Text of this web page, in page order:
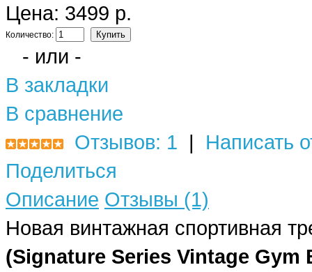
Цена: 3499 р.
Количество:
- или -
В закладки
В сравнение
Отзывов: 1 | Написать
Поделиться
Описание Отзывы (1)
Новая винтажная спортивная
(Signature Series Vintage Gym